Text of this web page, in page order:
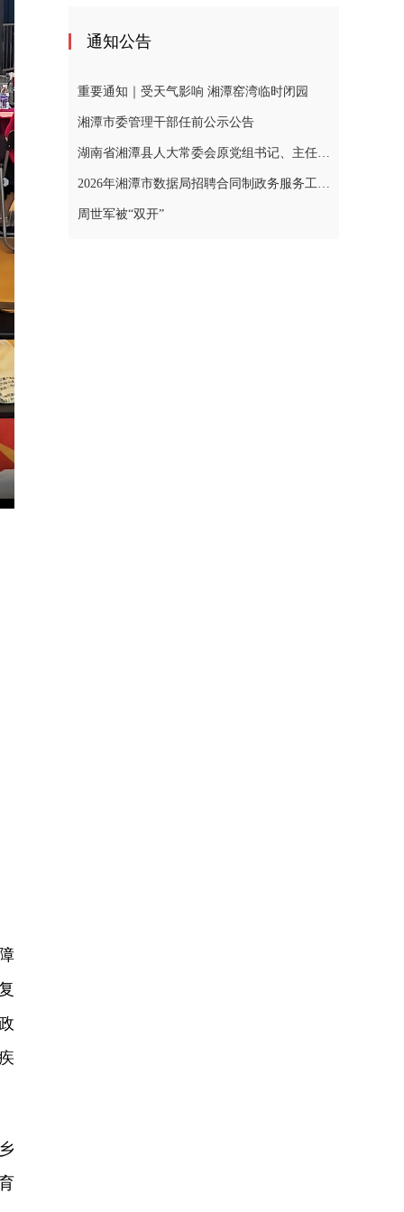
通知公告
重要通知｜受天气影响 湘潭窑湾临时闭园
湘潭市委管理干部任前公示公告
湖南省湘潭县人大常委会原党组书记、主任黄忠德涉嫌严重违纪违法，接受审查调查
2026年湘潭市数据局招聘合同制政务服务工作人员公告
周世军被“双开”